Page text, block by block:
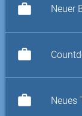
work Neuer
work
work Neues